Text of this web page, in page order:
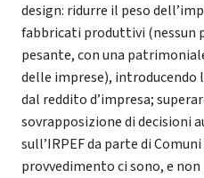
design: ridurre il peso
fabbricati produttivi (nessun
pesante, con una
delle imprese), introducendo
dal reddito d’impresa;
sovrapposizione di decisioni
sull’IRPEF da parte di
provvedimento ci sono, e